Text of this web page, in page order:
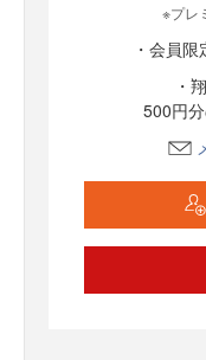
※プレ
・会員
・
500円